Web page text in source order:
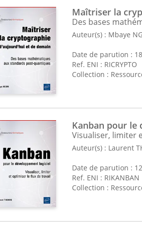
des Editions ENI se distinguent
des auteurs
: Les contenus sont
haute qualité pédagogique.
: Les livres et
des connaissances.
: Disponibles en formats
apprenants.
complémentaires
Maîtriser la
Des bases
Auteur(s) : Mbaye
Date de parution :
Ref. ENI : RICRYPTO
Collection :
Kanban pour le
Visualiser, limiter
Auteur(s) : Laurent
Date de parution :
Ref. ENI : RIKANBAN
Collection :